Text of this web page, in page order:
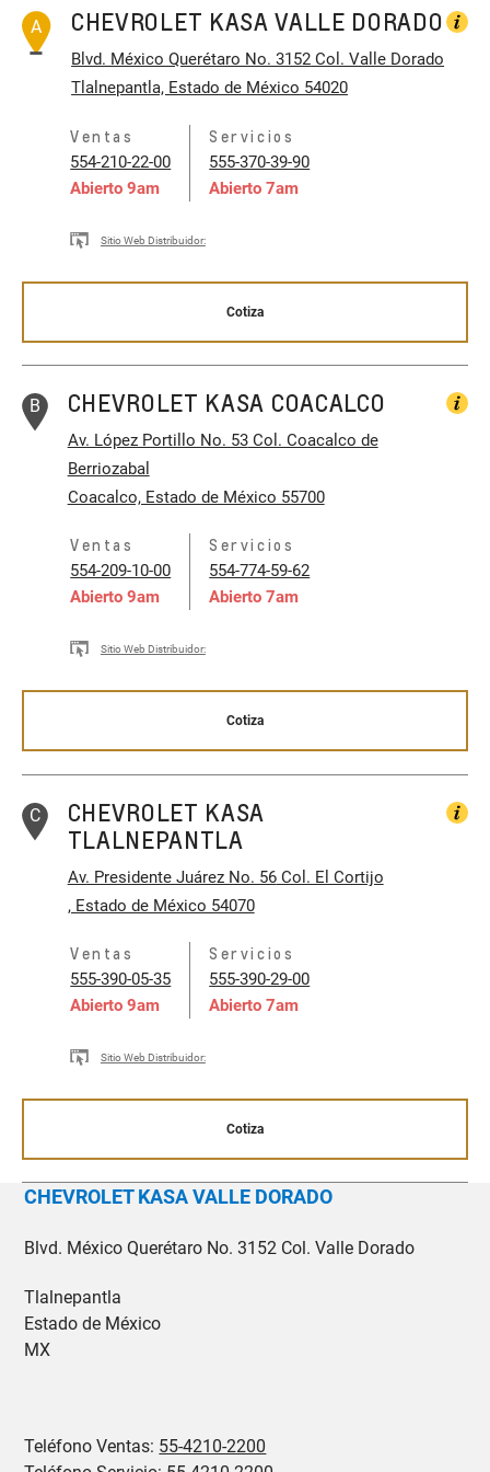
A CHEVROLET KASA VALLE DORADO
Blvd. México Querétaro No. 3152 Col. Valle Dorado
Tlalnepantla, Estado de México 54020
Ventas
554-210-22-00
Abierto9am
Servicios
555-370-39-90
Abierto7am
Sitio Web Distribuidor:
Cotiza
B CHEVROLET KASA COACALCO
Av. López Portillo No. 53Col. Coacalco de
Berriozabal
Coacalco, Estado de México 55700
Ventas
554-209-10-00
Abierto9am
Servicios
554-774-59-62
Abierto7am
Sitio Web Distribuidor:
Cotiza
C
CHEVROLET KASA
TLALNEPANTLA
Av. Presidente Juárez No. 56Col. El Cortijo
, Estado de México 54070
Ventas
555-390-05-35
Abierto9am
Servicios
555-390-29-00
Abierto7am
Sitio Web Distribuidor:
Cotiza